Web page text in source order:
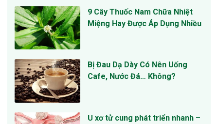
9 Cây Thuốc Nam Chữa Nhiệt
Miệng Hay Được Áp Dụng Nhiều
Bị Đau Dạ Dày Có Nên Uống
Cafe, Nước Đá… Không?
U xơ tử cung phát triển nhanh –